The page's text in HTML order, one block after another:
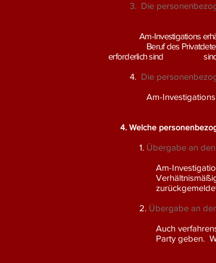
3. Die
Am-Investigations
Beruf des
erforderlich sind
4. Die
Am-Investigations
4. Welche
1. Übergabe an
Am-
2. Übergabe an
Auch
Party geben.